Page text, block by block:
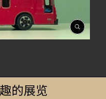
開
啟
的展览